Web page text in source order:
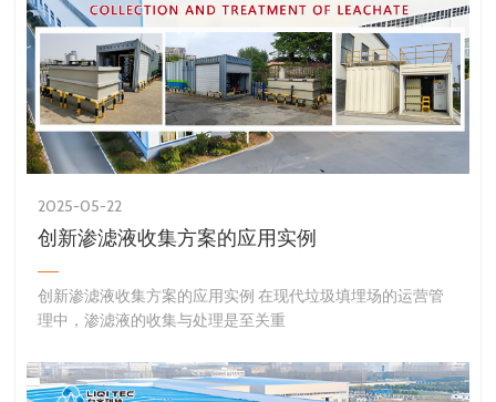
2025-05-22
创新渗滤液收集方案的应用实例
创新渗滤液收集方案的应用实例 在现代垃圾填埋场的运营管
理中，渗滤液的收集与处理是至关重